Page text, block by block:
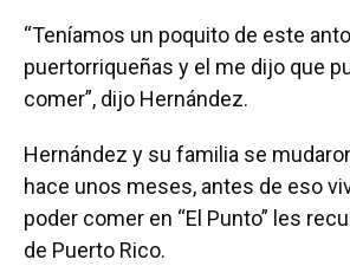
“Teníamos un poquito de este
puertorriqueñas y el me dijo que
comer”, dijo Hernández.
Hernández y su familia se
hace unos meses, antes de eso
poder comer en “El Punto” les
de Puerto Rico.